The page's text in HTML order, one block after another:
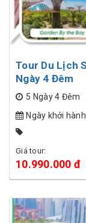
Tour Du Lịch
Ngày 4 Đêm
5 Ngày 4 Đêm
Ngày khởi
Giá tour:
10.990.000 đ